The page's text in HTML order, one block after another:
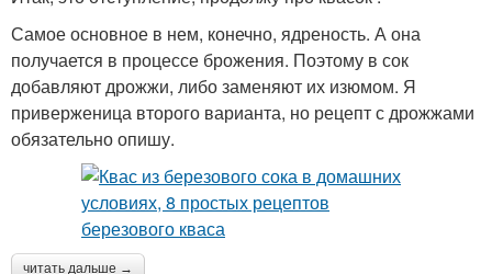
Самое основное в нем, конечно, ядреность. А она
получается в процессе брожения. Поэтому в сок
добавляют дрожжи, либо заменяют их изюмом. Я
приверженица второго варианта, но рецепт с дрожжами
обязательно опишу.
читать дальше →